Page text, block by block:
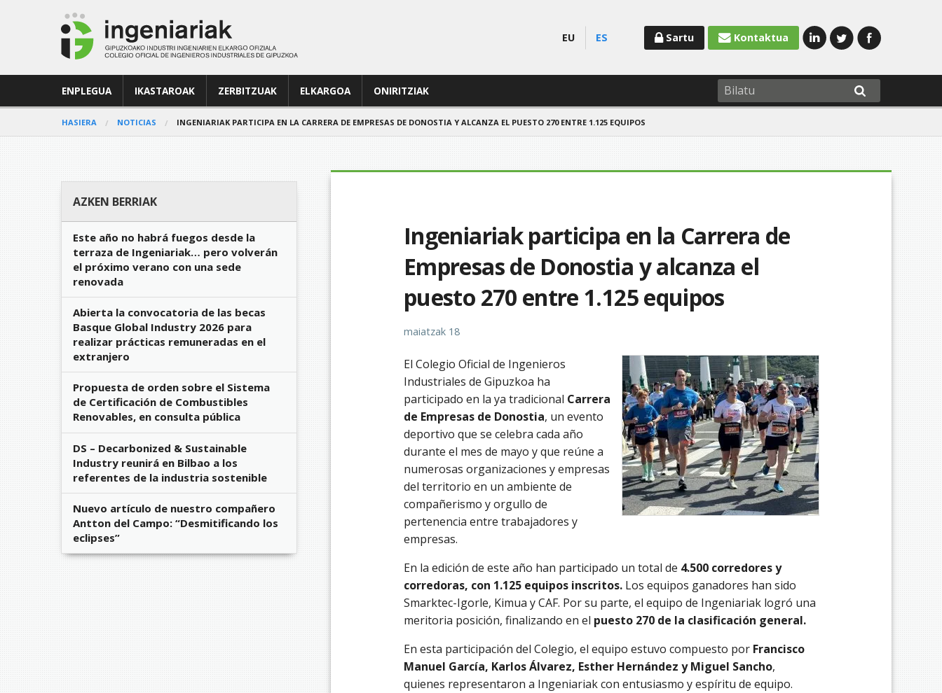
EU ES Kontaktua
Sartu
ENPLEGUA IKASTAROAK ZERBITZUAK ELKARGOA ONIRITZIAK
HASIERA NOTICIAS INGENIARIAK PARTICIPA EN LA CARRERA DE EMPRESAS DE DONOSTIA Y ALCANZA EL PUESTO 270 ENTRE 1.125 EQUIPOS
Ingeniariak participa en la Carrera de
Empresas de Donostia y alcanza el
puesto 270 entre 1.125 equipos
maiatzak 18
El Colegio Oficial de Ingenieros
Industriales de Gipuzkoa ha
participado en la ya tradicional Carrera
de Empresas de Donostia, un evento
deportivo que se celebra cada año
durante el mes de mayo y que reúne a
numerosas organizaciones y empresas
del territorio en un ambiente de
compañerismo y orgullo de
pertenencia entre trabajadores y
empresas.
En la edición de este año han participado un total de 4.500 corredores y
corredoras, con 1.125 equipos inscritos.Los equipos ganadores han sido
Smarktec-Igorle, Kimua y CAF. Por su parte, el equipo de Ingeniariak logró una
meritoria posición, finalizando en el puesto 270 de la clasificación general.
En esta participación del Colegio, el equipo estuvo compuesto porFrancisco
Manuel García, Karlos Álvarez, Esther Hernández y Miguel Sancho,
quienes representaron a Ingeniariak con entusiasmo y espíritu de equipo.
AZKEN BERRIAK
Este año no habrá fuegos desde la
terraza de Ingeniariak… pero volverán
el próximo verano con una sede
renovada
Abierta la convocatoria de las becas
Basque Global Industry 2026 para
realizar prácticas remuneradas en el
extranjero
Propuesta de orden sobre el Sistema
de Certificación de Combustibles
Renovables, en consulta pública
DS – Decarbonized & Sustainable
Industry reunirá en Bilbao a los
referentes de la industria sostenible
Nuevo artículo de nuestro compañero
Antton del Campo: “Desmitificando los
eclipses”